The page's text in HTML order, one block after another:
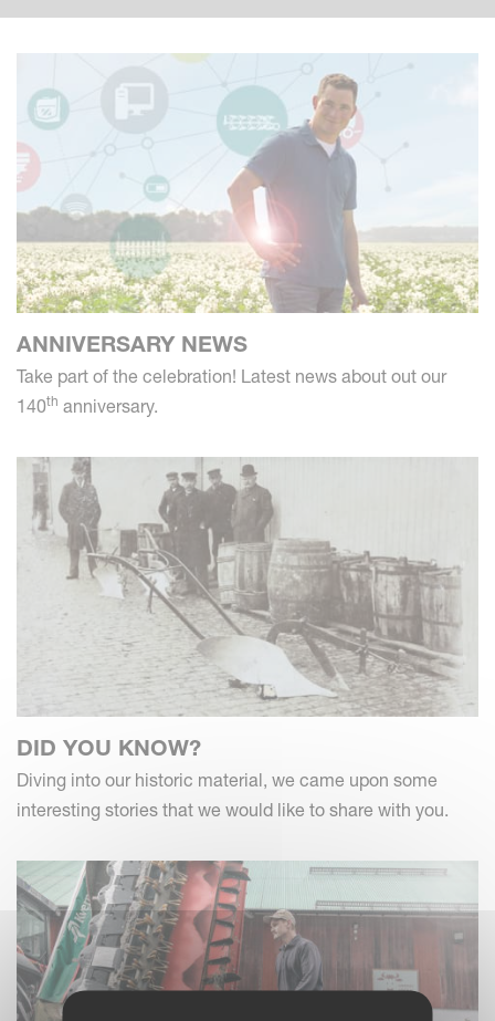
ANNIVERSARY NEWS
Take part of the celebration! Latest news about out our
140th anniversary.
DID YOU KNOW?
Diving into our historic material, we came upon some
interesting stories that we would like to share with you.